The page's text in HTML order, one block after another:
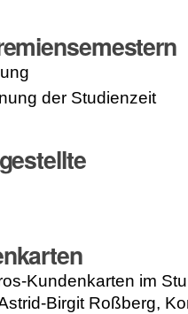
der Studienzeit
Kundenkarten im
Birgit Roßberg,